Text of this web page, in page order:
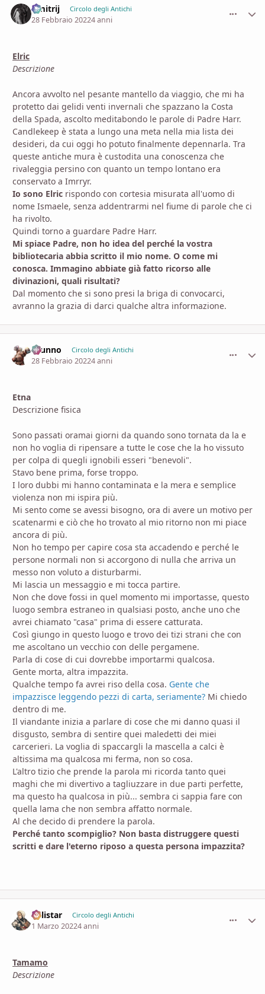
Dmitrij Circolo degli Antichi
28 Febbraio 20224 anni
Elric
Descrizione
Ancora avvolto nel pesante mantello da viaggio, che mi ha
protetto dai gelidi venti invernali che spazzano la Costa
della Spada, ascolto meditabondo le parole di Padre Harr.
Candlekeep è stata a lungo una meta nella mia lista dei
desideri, da cui oggi ho potuto finalmente depennarla. Tra
queste antiche mura è custodita una conoscenza che
rivaleggia persino con quanto un tempo lontano era
conservato a Imrryr.
Io sono Elric rispondo con cortesia misurata all'uomo di
nome Ismaele, senza addentrarmi nel fiume di parole che ci
ha rivolto.
Quindi torno a guardare Padre Harr.
Mi spiace Padre, non ho idea del perché la vostra
bibliotecaria abbia scritto il mio nome. O come mi
conosca. Immagino abbiate già fatto ricorso alle
divinazioni, quali risultati?
Dal momento che si sono presi la briga di convocarci,
avranno la grazia di darci qualche altra informazione.
brunno Circolo degli Antichi
28 Febbraio 20224 anni
Etna
Descrizione fisica
Sono passati oramai giorni da quando sono tornata da la e
non ho voglia di ripensare a tutte le cose che la ho vissuto
per colpa di quegli ignobili esseri "benevoli".
Stavo bene prima, forse troppo.
I loro dubbi mi hanno contaminata e la mera e semplice
violenza non mi ispira più.
Mi sento come se avessi bisogno, ora di avere un motivo per
scatenarmi e ciò che ho trovato al mio ritorno non mi piace
ancora di più.
Non ho tempo per capire cosa sta accadendo e perché le
persone normali non si accorgono di nulla che arriva un
messo non voluto a disturbarmi.
Mi lascia un messaggio e mi tocca partire.
Non che dove fossi in quel momento mi importasse, questo
luogo sembra estraneo in qualsiasi posto, anche uno che
avrei chiamato "casa" prima di essere catturata.
Così giungo in questo luogo e trovo dei tizi strani che con
me ascoltano un vecchio con delle pergamene.
Parla di cose di cui dovrebbe importarmi qualcosa.
Gente morta, altra impazzita.
Qualche tempo fa avrei riso della cosa. Gente che
impazzisce leggendo pezzi di carta, seriamente? Mi chiedo
dentro di me.
Il viandante inizia a parlare di cose che mi danno quasi il
disgusto, sembra di sentire quei maledetti dei miei
carcerieri. La voglia di spaccargli la mascella a calci è
altissima ma qualcosa mi ferma, non so cosa.
L'altro tizio che prende la parola mi ricorda tanto quei
maghi che mi divertivo a tagliuzzare in due parti perfette,
ma questo ha qualcosa in più... sembra ci sappia fare con
quella lama che non sembra affatto normale.
Al che decido di prendere la parola.
Perché tanto scompiglio? Non basta distruggere questi
scritti e dare l'eterno riposo a questa persona impazzita?
Calistar Circolo degli Antichi
1 Marzo 20224 anni
Tamamo
Descrizione